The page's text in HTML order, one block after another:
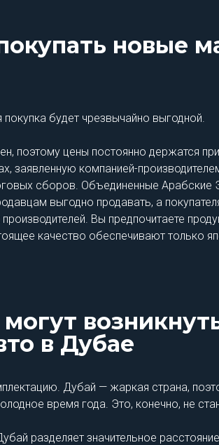
новые
будет чрезвычайно выгодной.
поэтому цены постоянно держатся
заявленную компанией-
сборов. Объединенные
выгодно продавать, а
Вы предпочитаете
качество обеспечивают только
в Дубае
Дубай — жаркая страна,
время года. Это, конечно, не
разделяет значительное